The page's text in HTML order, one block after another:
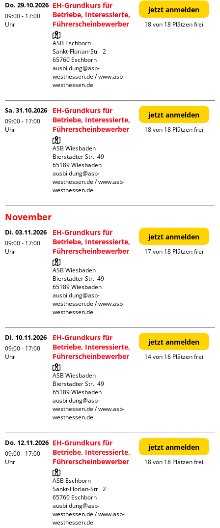
Do. 29.10.2026
09:00 - 17:00
Uhr
EH-Grundkurs für
Betriebe, Interessierte,
Führerscheinbewerber
ASB Eschborn
Sankt-Florian-Str.  2
65760 Eschborn
ausbildung@asb-
westhessen.de / www.asb-
westhessen.de
jetzt anmelden
18 von 18 Plätzen frei
Sa. 31.10.2026
09:00 - 17:00
Uhr
EH-Grundkurs für
Betriebe, Interessierte,
Führerscheinbewerber
ASB Wiesbaden
Bierstadter Str.  49
65189 Wiesbaden
ausbildung@asb-
westhessen.de / www.asb-
westhessen.de
jetzt anmelden
18 von 18 Plätzen frei
November
Di. 03.11.2026
09:00 - 17:00
Uhr
EH-Grundkurs für
Betriebe, Interessierte,
Führerscheinbewerber
ASB Wiesbaden
Bierstadter Str.  49
65189 Wiesbaden
ausbildung@asb-
westhessen.de / www.asb-
westhessen.de
jetzt anmelden
17 von 18 Plätzen frei
Di. 10.11.2026
09:00 - 17:00
Uhr
EH-Grundkurs für
Betriebe, Interessierte,
Führerscheinbewerber
ASB Wiesbaden
Bierstadter Str.  49
65189 Wiesbaden
ausbildung@asb-
westhessen.de / www.asb-
westhessen.de
jetzt anmelden
14 von 18 Plätzen frei
Do. 12.11.2026
09:00 - 17:00
Uhr
EH-Grundkurs für
Betriebe, Interessierte,
Führerscheinbewerber
ASB Eschborn
Sankt-Florian-Str.  2
65760 Eschborn
ausbildung@asb-
westhessen.de / www.asb-
westhessen.de
jetzt anmelden
18 von 18 Plätzen frei